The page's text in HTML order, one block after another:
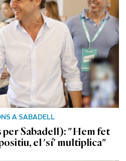
A SABADELL
Sabadell): "Hem fet
el 'sí' multiplica"